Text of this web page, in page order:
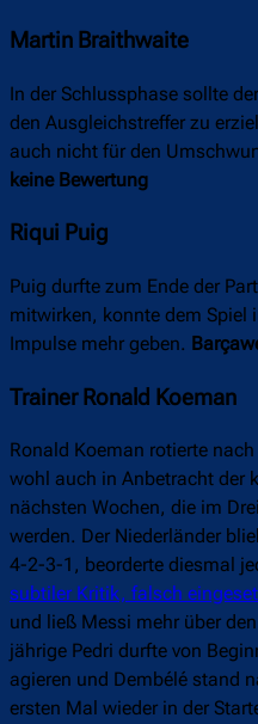
Martin Braithwaite
In der Schlussphase sollte
den Ausgleichstreffer zu
auch nicht für den
keine Bewertung
Riqui Puig
Puig durfte zum Ende der
mitwirken, konnte dem Spiel
Impulse mehr geben.
Trainer Ronald Koeman
Ronald Koeman rotierte
wohl auch in Anbetracht der
nächsten Wochen, die im
werden. Der Niederländer
4-2-3-1, beorderte diesmal
subtiler Kritik, falsch
und ließ Messi mehr über
jährige Pedri durfte von
agieren und Dembélé stand
ersten Mal wieder in der